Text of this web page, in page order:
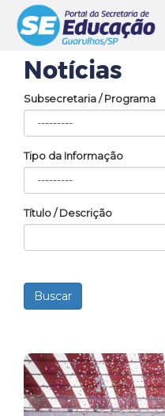
Notícias
Subsecretaria / Programa
Tipo da Informação
Título / Descrição